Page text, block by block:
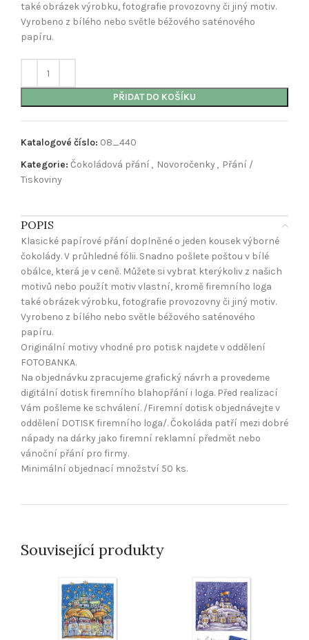
také obrázek výrobku, fotografie provozovny či jiný motiv.
Vyrobeno z bílého nebo světle béžového saténového
papíru.
PŘIDAT DO KOŠÍKU
Katalogové číslo: 08_440
Kategorie: Čokoládová přání, Novoročenky, Přání /
Tiskoviny
POPIS
Klasické papírové přání doplněné o jeden kousek výborné
čokolády. V průhledné fólii. Snadno pošlete poštou v bílé
obálce, která je v ceně. Můžete si vybrat kterýkoliv z našich
motivů nebo použít motiv vlastní, kromě firemního loga
také obrázek výrobku, fotografie provozovny či jiný motiv.
Vyrobeno z bílého nebo světle béžového saténového
papíru.
Originální motivy vhodné pro potisk najdete v oddělení
FOTOBANKA.
Na objednávku zpracujeme grafický návrh a provedeme
digitální dotisk firemního blahopřání i loga. Před realizací
Vám pošleme ke schválení. /Firemní dotisk objednávejte v
oddělení DOTISK firemního loga/. Čokoláda patří mezi dobré
nápady na dárky jako firemní reklamní předmět nebo
vánoční přání pro firmy.
Minimální objednací množství 50 ks.
Související produkty